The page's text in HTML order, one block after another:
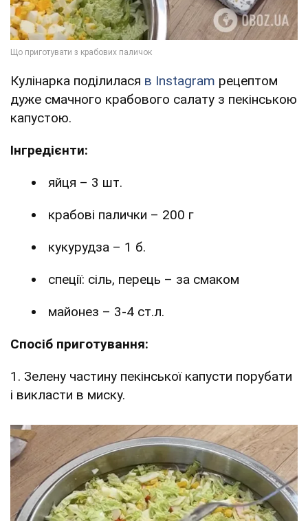
Кулінарка поділилася в Instagram рецептом
дуже смачного крабового салату з пекінською
капустою.
Інгредієнти:
яйця – 3 шт.
крабові палички – 200 г
кукурудза – 1 б.
спеції: сіль, перець – за смаком
майонез – 3-4 ст.л.
Спосіб приготування:
1. Зелену частину пекінської капусти порубати
і викласти в миску.